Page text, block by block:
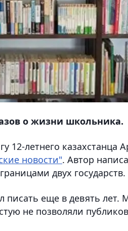
о жизни школьника.
12-летнего казахстанца
новости". Автор
двух государств.
еще в девять лет.
не позволяли